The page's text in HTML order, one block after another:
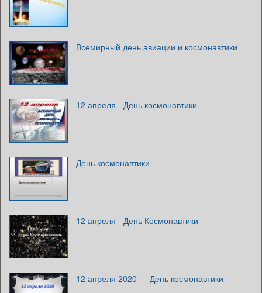
Всемирный день авиации и космонавтики
12 апреля - День космонавтики
День космонавтики
12 апреля - День Космонавтики
12 апреля 2020 — День космонавтики